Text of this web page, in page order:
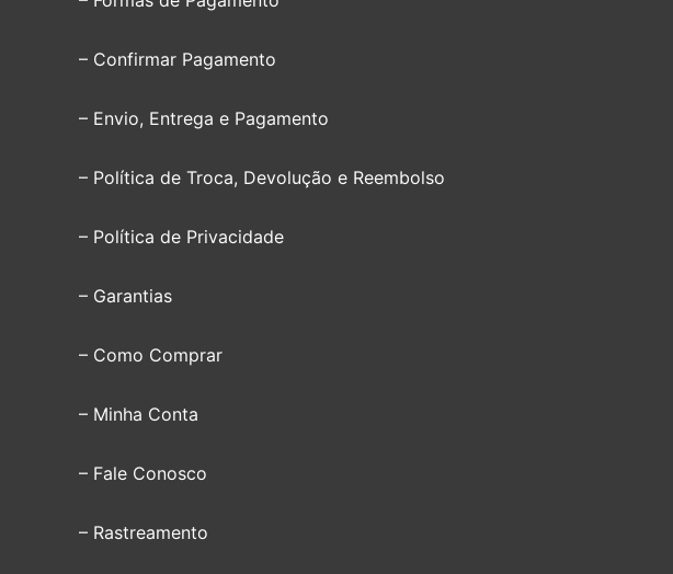
– Confirmar Pagamento
– Envio, Entrega e Pagamento
– Política de Troca, Devolução e Reembolso
– Política de Privacidade
– Garantias
– Como Comprar
– Minha Conta
– Fale Conosco
– Rastreamento